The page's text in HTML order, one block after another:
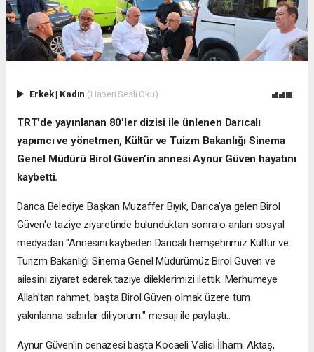
Erkek| Kadın (Haberi Sesli Oku)
TRT'de yayınlanan 80'ler dizisi ile ünlenen Darıcalı
yapımcı ve yönetmen, Kültür ve Tuizm Bakanlığı Sinema
Genel Müdürü Birol Güven’in annesi Aynur Güven hayatını
kaybetti.
Darıca Belediye Başkan Muzaffer Bıyık, Darıca'ya gelen Birol
Güven'e taziye ziyaretinde bulunduktan sonra o anları sosyal
medyadan "Annesini kaybeden Darıcalı hemşehrimiz Kültür ve
Turizm Bakanlığı Sinema Genel Müdürümüz Birol Güven ve
ailesini ziyaret ederek taziye dileklerimizi ilettik. Merhumeye
Allah’tan rahmet, başta Birol Güven olmak üzere tüm
yakınlarına sabırlar diliyorum." mesajı ile paylaştı..
Aynur Güven'in cenazesi başta Kocaeli Valisi İlhami Aktaş,